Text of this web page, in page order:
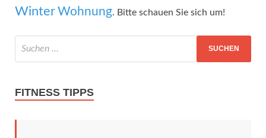
WinterWohnung. Bitte schauen Sie sich um!
FITNESS TIPPS